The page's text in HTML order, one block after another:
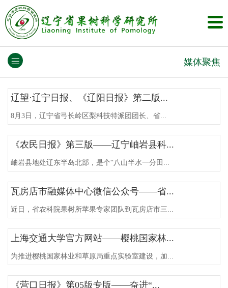
媒体聚焦
辽望·辽宁日报、《辽阳日报》第二版...
8月3日，辽宁省弓长岭区梨科技特派团团长、省...
《农民日报》第三版——辽宁岫岩县科...
岫岩县地处辽东半岛北部，是个“八山半水一分田...
瓦房店市融媒体中心微信公众号——省...
近日，省农科院果树所苹果专家团队到瓦房店市三...
上海交通大学官方网站——樱桃国家林...
为推进樱桃国家林业和草原局重点实验室建设，加...
《营口日报》第05版专版——奋进“...